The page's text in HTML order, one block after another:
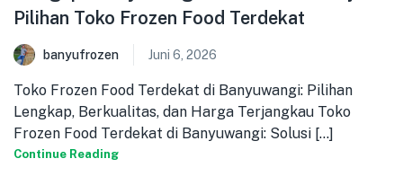
Pilihan Toko Frozen Food Terdekat
banyufrozen Juni 6, 2026
Toko Frozen Food Terdekat di Banyuwangi: Pilihan
Lengkap, Berkualitas, dan Harga Terjangkau Toko
Frozen Food Terdekat di Banyuwangi: Solusi [...]
Continue Reading